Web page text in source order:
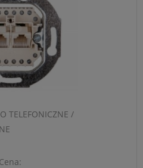
TELEFONICZNE /
Cena: